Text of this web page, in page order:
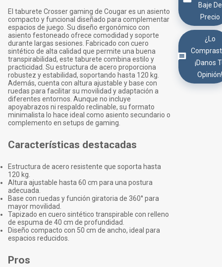
Baje De
Precio
¿Lo
¡Danos
El taburete Crosser gaming de Cougar es un asiento
compacto y funcional diseñado para complementar
espacios de juego. Su diseño ergonómico con
asiento festoneado ofrece comodidad y soporte
durante largas sesiones. Fabricado con cuero
sintético de alta calidad que permite una buena
transpirabilidad, este taburete combina estilo y
practicidad. Su estructura de acero proporciona
robustez y estabilidad, soportando hasta 120 kg.
Además, cuenta con altura ajustable y base con
ruedas para facilitar su movilidad y adaptación a
diferentes entornos. Aunque no incluye
apoyabrazos ni respaldo reclinable, su formato
minimalista lo hace ideal como asiento secundario o
complemento en setups de gaming.
Características destacadas
Estructura de acero resistente que soporta hasta
120 kg.
Altura ajustable hasta 60 cm para una postura
adecuada.
Base con ruedas y función giratoria de 360° para
mayor movilidad.
Tapizado en cuero sintético transpirable con relleno
de espuma de 40 cm de profundidad.
Diseño compacto con 50 cm de ancho, ideal para
espacios reducidos.
Pros